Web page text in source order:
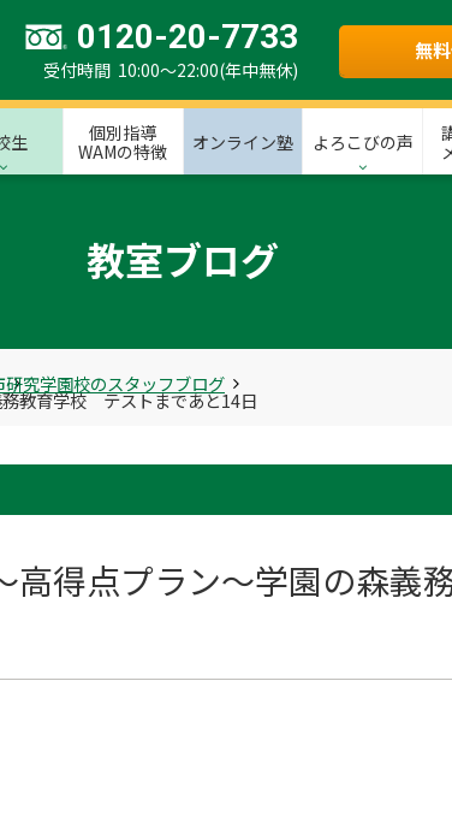
0120-20-7733
受付時間 10:00～22:00(年中無休)
無
生
個別指導
WAMの特徴
オンライン塾 よろこびの声
教室ブログ
研究学園校のスタッフブログ
教育学校 テストまであと14日
得点プラン～学園の森義